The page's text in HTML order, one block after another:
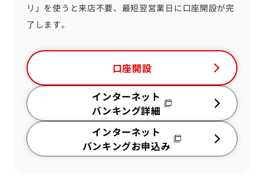
リ」を使うと来店不要、最短翌営業日に口座開設が完
了します。
口座開設
インターネット
バンキング詳細
インターネット
バンキングお申込み